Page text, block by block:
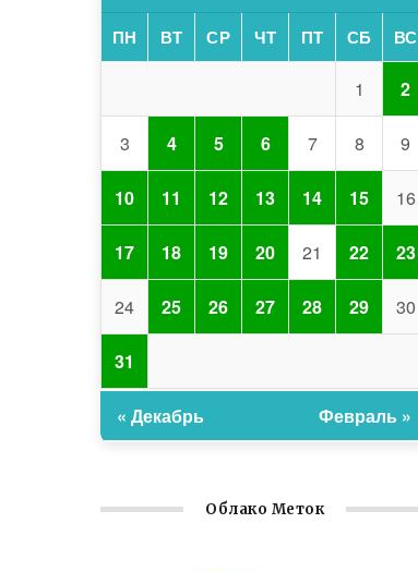
ПН ВТ СР ЧТ ПТ СБ ВС
1 2
3 4 5 6 7 8 9
10 11 12 13 14 15 16
17 18 19 20 21 22 23
24 25 26 27 28 29 30
31
« Декабрь Февраль »
Облако Меток